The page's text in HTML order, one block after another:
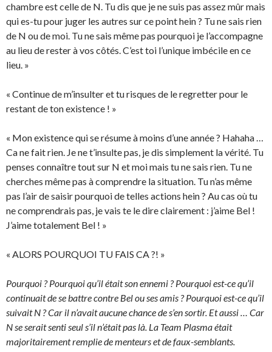
chambre est celle de N. Tu dis que je ne suis pas assez mûr mais
qui es-tu pour juger les autres sur ce point hein ? Tu ne sais rien
de N ou de moi. Tu ne sais même pas pourquoi je l’accompagne
au lieu de rester à vos côtés. C’est toi l’unique imbécile en ce
lieu. »
« Continue de m’insulter et tu risques de le regretter pour le
restant de ton existence ! »
« Mon existence qui se résume à moins d’une année ? Hahaha …
Ca ne fait rien. Je ne t’insulte pas, je dis simplement la vérité. Tu
penses connaître tout sur N et moi mais tu ne sais rien. Tu ne
cherches même pas à comprendre la situation. Tu n’as même
pas l’air de saisir pourquoi de telles actions hein ? Au cas où tu
ne comprendrais pas, je vais te le dire clairement : j’aime Bel !
J’aime totalement Bel ! »
« ALORS POURQUOI TU FAIS CA ?! »
Pourquoi ? Pourquoi qu’il était son ennemi ? Pourquoi est-ce qu’il
continuait de se battre contre Bel ou ses amis ? Pourquoi est-ce qu’il
suivait N ? Car il n’avait aucune chance de s’en sortir. Et aussi … Car
N se serait senti seul s’il n’était pas là. La Team Plasma était
majoritairement remplie de menteurs et de faux-semblants.